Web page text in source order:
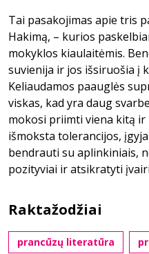
Tai pasakojimas apie tris
Hakimą, – kurios
mokyklos kiaulaitėmis.
suvienija ir jos išsiruošia į
Keliaudamos paauglės
viskas, kad yra daug
mokosi priimti viena kitą ir
išmoksta tolerancijos,
bendrauti su aplinkiniais,
pozityviai ir atsikratyti
Raktažodžiai
prancūzų literatūra